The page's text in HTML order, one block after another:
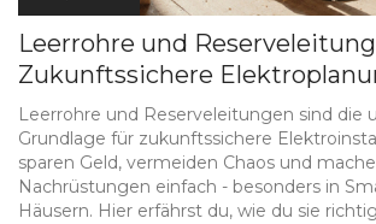
Leerrohre und
Zukunftssichere
moderne Gebäude
Leerrohre und Reserveleitungen sind die
Grundlage für zukunftssichere
sparen Geld, vermeiden Chaos und
Nachrüstungen einfach - besonders in
Häusern. Hier erfährst du, wie du sie